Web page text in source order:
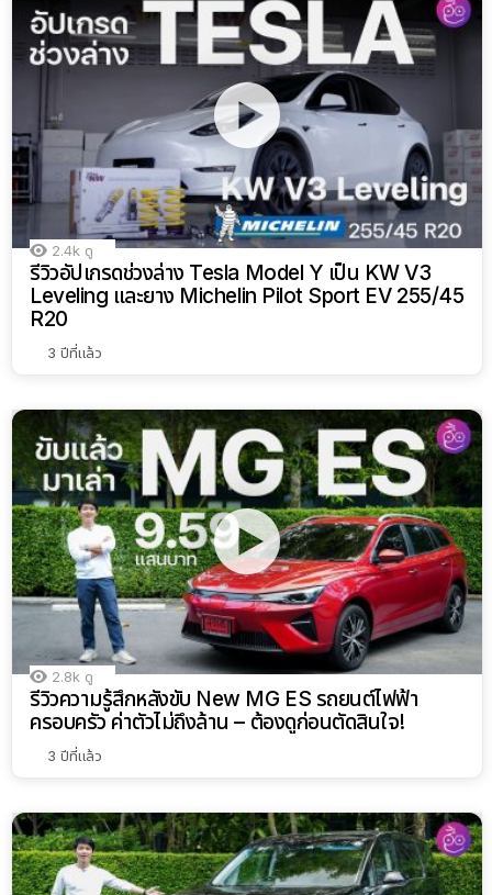
2.4k ดู
รีวิวอัปเกรดช่วงล่าง Tesla Model Y เป็น KW V3
Leveling และยาง Michelin Pilot Sport EV 255/45
R20
3 ปีที่แล้ว
2.8k ดู
รีวิวความรู้สึกหลังขับ New MG ES รถยนต์ไฟฟ้า
ครอบครัว ค่าตัวไม่ถึงล้าน – ต้องดูก่อนตัดสินใจ!
3 ปีที่แล้ว